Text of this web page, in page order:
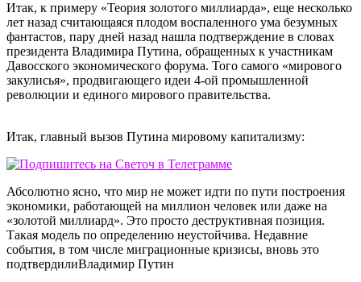
Итак, к примеру «Теория золотого миллиарда», еще несколько
лет назад считающаяся плодом воспаленного ума безумных
фантастов, пару дней назад нашла подтверждение в словах
президента Владимира Путина, обращенных к участникам
Давосского экономического форума. Того самого «мирового
закулисья», продвигающего идеи 4-ой промышленной
революции и единого мирового правительства.
Итак, главный вызов Путина мировому капитализму:
Абсолютно ясно, что мир не может идти по пути построения
экономики, работающей на миллион человек или даже на
«золотой миллиард». Это просто деструктивная позиция.
Такая модель по определению неустойчива. Недавние
события, в том числе миграционные кризисы, вновь это
подтвердилиВладимир Путин